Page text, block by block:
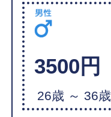
3500円
26歳 ～ 36歳